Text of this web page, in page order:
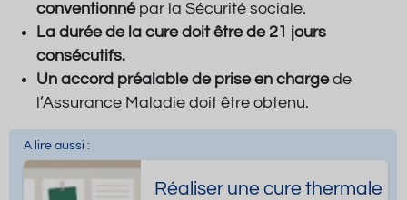
conventionnépar la Sécurité sociale.
La durée de la cure doit être de 21 jours
consécutifs.
Un accord préalable de prise en chargede
l’Assurance Maladie doit être obtenu.
A lire aussi :
Réaliser une cure thermale